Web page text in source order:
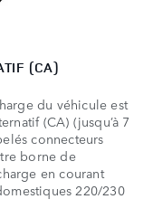
(CA)
du véhicule est
(CA) (jusqu’à 7
connecteurs
borne de
en courant
220/230